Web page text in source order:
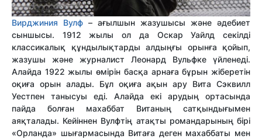
Вирджиния Вулф – ағылшын жазушысы және әдебиет
сыншысы. 1912 жылы ол да Оскар Уайлд секілді
классикалық құндылықтарды алдыңғы орынға қойып,
жазушы және журналист Леонард Вульфке үйленеді.
Алайда 1922 жылы өмірін басқа арнаға бұрын жіберетін
оқиға орын алады. Бұл оқиға ақын ару Вита Сэквилл
Уестпен танысуы еді. Алайда екі арудың ортасында
пайда болған махаббат Витаның сатқындығымен
аяқталады. Кейіннен Вулфтің атақты романдарының бірі
«Орланда» шығармасында Витаға деген махаббаты мен